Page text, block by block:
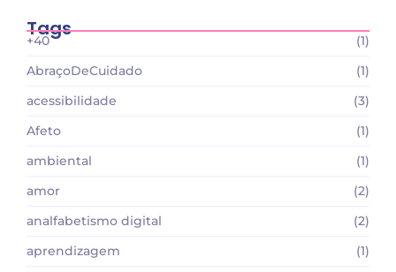
Tags
+40
(1)
AbraçoDeCuidado
(1)
acessibilidade
(3)
Afeto
(1)
ambiental
(1)
amor
(2)
analfabetismo digital
(2)
aprendizagem
(1)